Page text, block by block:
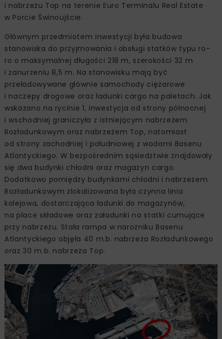
i nabrzeżu Top na terenie Euro Terminalu Real Estate
w Porcie Świnoujście.
Głównym przedmiotem inwestycji była budowa
stanowiska do przyjmowania i obsługi statków typu ro-
ro o maksymalnej długości 218 m, szerokości 32 m
i zanurzeniu 8,5 m. Na stanowisku mają być
przeładowywane głównie samochody ciężarowe
i naczepy drogowe oraz ładunki cargo na paletach. Jak
wskazano na rycinie 1, inwestycja od strony północnej
i wschodniej graniczyła z istniejącym nabrzeżem
Rozładunkowym oraz nabrzeżem Top, natomiast
od strony zachodniej i południowej z wodami Basenu
Atlantyckiego. W bezpośrednim sąsiedztwie znajdowały
się dwa budynki chłodni oraz magazyn cargo.
Dodatkowo pomiędzy budynkami chłodni i nabrzeżem
Rozładunkowym zlokalizowana była czynna linia
kolejowa, dostarczająca ładunki do magazynów,
na place składowe oraz załadunki na statki cumujące
przy nabrzeżu. Stała rampa w narożniku Basenu
Atlantyckiego objęła 40 m.b. nabrzeża Rozładunkowego
oraz 30 m.b. nabrzeża Top.